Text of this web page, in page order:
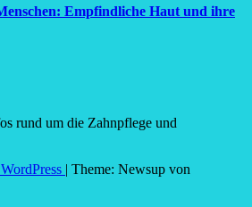
Empfindliche Haut und ihre
rund um die Zahnpflege und
| Theme: Newsup von